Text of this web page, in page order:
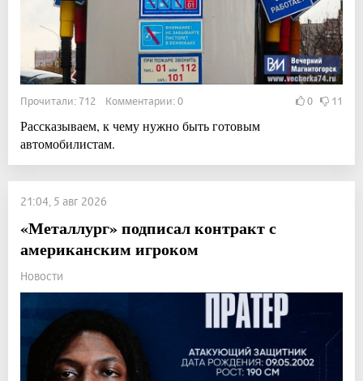
Прочитали: 712 Комментарии: 0 0 11
Рассказываем, к чему нужно быть готовым
автомобилистам.
21:04, 5 авг 2026
«Металлург» подписал контракт с
американским игроком
Новости